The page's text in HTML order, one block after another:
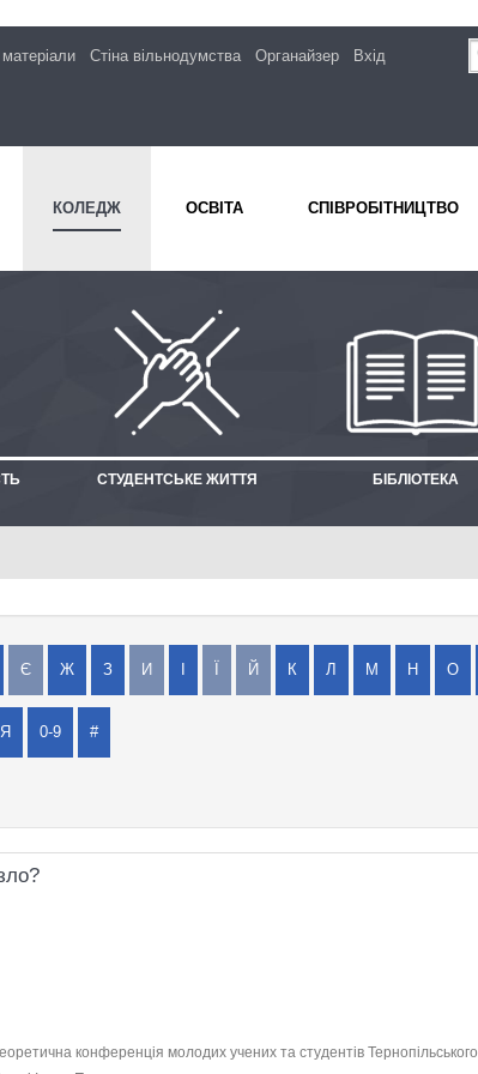
Стіна вільнодумства Органайзер Вхід
КОЛЕДЖ ОСВІТА СПІВРОБІТНИЦТВО
СТУДЕНТСЬКЕ ЖИТТЯ БІБЛІОТЕКА
Є Ж З И Й К Л М Н О
Я 0-9 #
конференція молодих учених та студентів Тернопільського